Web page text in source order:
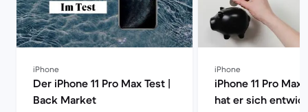
iPhone
Der iPhone 11 Pro Max Test |
Back Market
iPhone
iPhone 11 Pro Max
hat er sich